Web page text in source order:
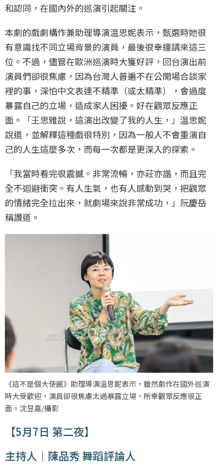
和認同，在國內外的巡演引起關注。
本劇的戲劇構作兼助理導演温思妮表示，甄選時她很
有意識找不同立場背景的演員，最後很幸運請來這三
位。不過，儘管在歐洲巡演時大獲好評，回台演出前
演員們卻很焦慮，因為台灣人普遍不在公開場合談家
裡的事，深怕中文表達不精準（或太精準），會過度
暴露自己的立場，造成家人困擾。好在觀眾反應正
面。「王思雅說，這演出改變了我的人生，」温思妮
說道，並解釋這種戲很特別，因為一般人不會重演自
己的人生這麼多次，而每一次都是更深入的探索。
「我當時看完很震撼。非常流暢，亦莊亦諧，而且完
全不迴避衝突。有人生氣，也有人感動到哭，把觀眾
的情緒完全拉出來，就劇場來說非常成功，」阮慶岳
稱讚道。
《這不是個大使館》助理導演温思妮表示，雖然劇作在國外巡演
時大受歡迎，演員卻很焦慮太過暴露立場，所幸觀眾反應很正
面。沈昱嘉/攝影
【5月7日 第二夜】
主持人｜陳品秀 舞蹈評論人